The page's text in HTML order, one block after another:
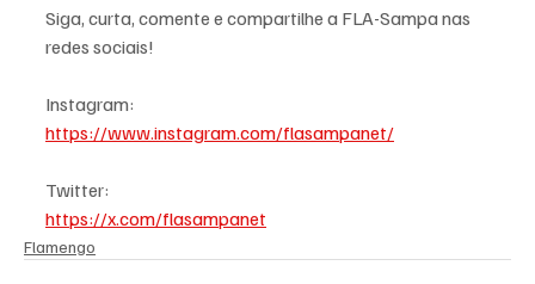
Siga, curta, comente e compartilhe a FLA-Sampa nas
redes sociais!
Instagram:
https://www.instagram.com/flasampanet/
Twitter:
https://x.com/flasampanet
Flamengo